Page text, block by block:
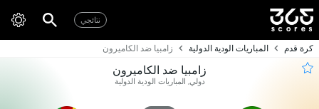
نتائجي
كرة قدم المباريات الودية الدولية زامبيا ضد الكاميرون
زامبيا ضد الكاميرون
دولي, المباريات الودية الدولية